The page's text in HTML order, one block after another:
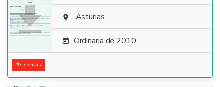
  Asturias
 Ordinaria de 2010
#sistemas